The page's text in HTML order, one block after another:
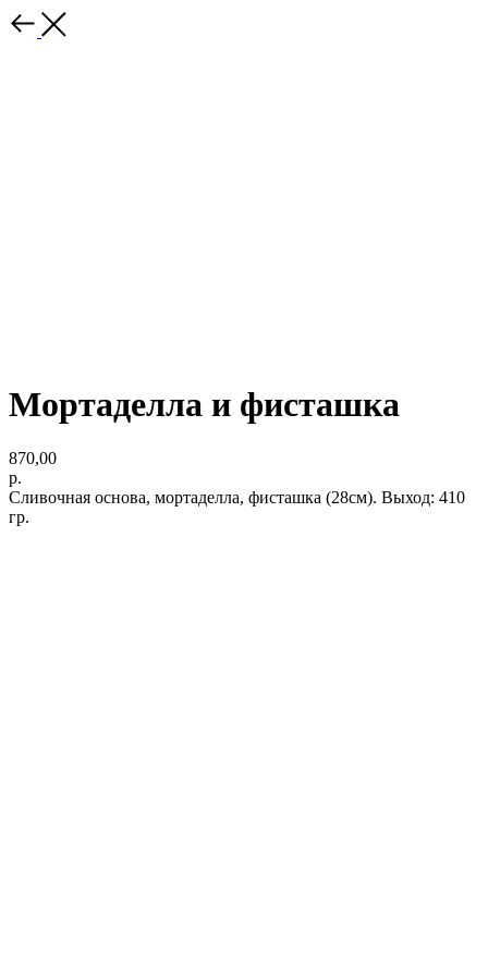
Мортаделла и фисташка
870,00
р.
Сливочная основа, мортаделла, фисташка (28см). Выход: 410
гр.